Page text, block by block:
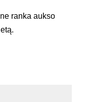
ranka aukso